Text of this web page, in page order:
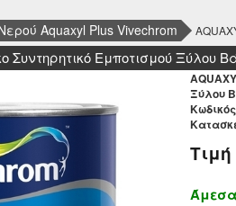
Aquaxyl Plus Vivechrom
Συντηρητικό Εμποτισμού
Ξύλου
Τιμή